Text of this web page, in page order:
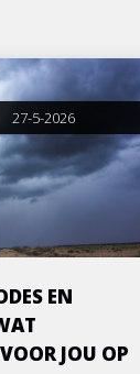
27-5-2026
EN
JOU OP